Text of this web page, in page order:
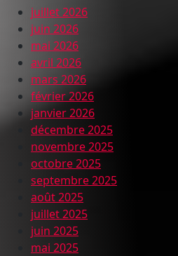
juillet 2026
juin 2026
mai 2026
avril 2026
mars 2026
février 2026
janvier 2026
décembre 2025
novembre 2025
octobre 2025
septembre 2025
août 2025
juillet 2025
juin 2025
mai 2025